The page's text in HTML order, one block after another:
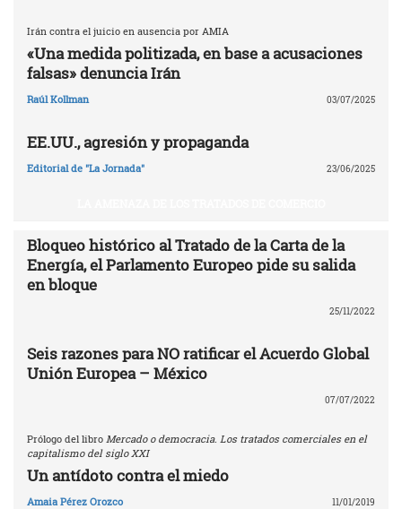
Irán contra el juicio en ausencia por AMIA
«Una medida politizada, en base a acusaciones
falsas» denuncia Irán
Raúl Kollman 03/07/2025
EE.UU., agresión y propaganda
Editorial de "La Jornada" 23/06/2025
Bloqueo histórico al Tratado de la Carta de la
Energía, el Parlamento Europeo pide su salida
en bloque
25/11/2022
Seis razones para NO ratificar el Acuerdo Global
Unión Europea – México
07/07/2022
Prólogo del libro Mercado o democracia. Los tratados comerciales en el
capitalismo del siglo XXI
Un antídoto contra el miedo
Amaia Pérez Orozco 11/01/2019